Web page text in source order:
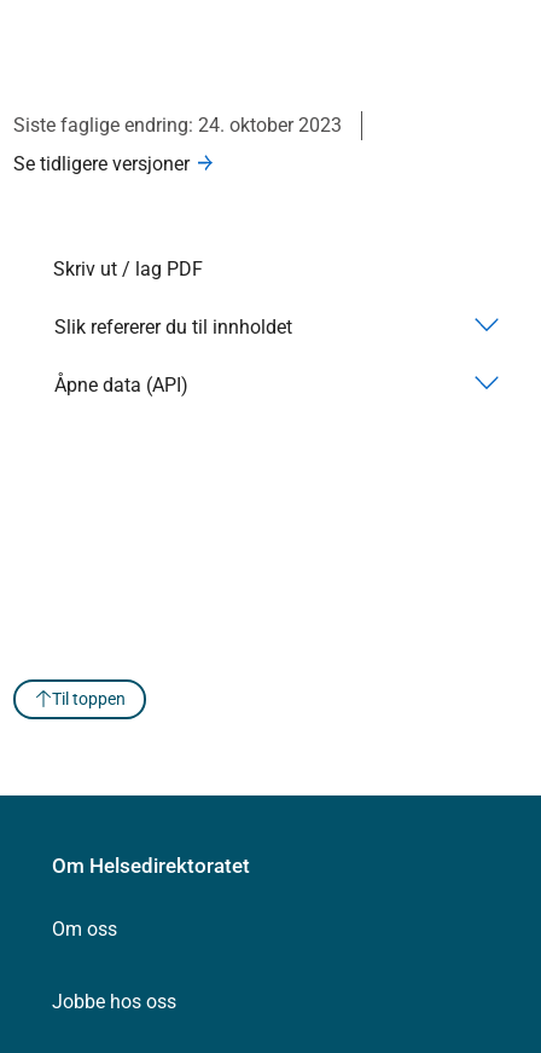
Siste faglige endring: 24. oktober 2023
Se tidligere versjoner
Skriv ut / lag PDF
Slik refererer du til innholdet
Åpne data (API)
Til toppen
Om Helsedirektoratet
Om oss
Jobbe hos oss